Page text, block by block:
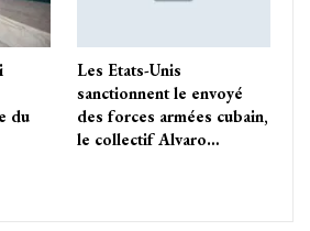
du
Les Etats-Unis
sanctionnent le envoyé
des forces armées cubain,
le collectif Alvaro…